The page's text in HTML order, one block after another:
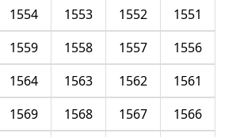
1551
1552
1553
1554
1556
1557
1558
1559
1561
1562
1563
1564
1566
1567
1568
1569